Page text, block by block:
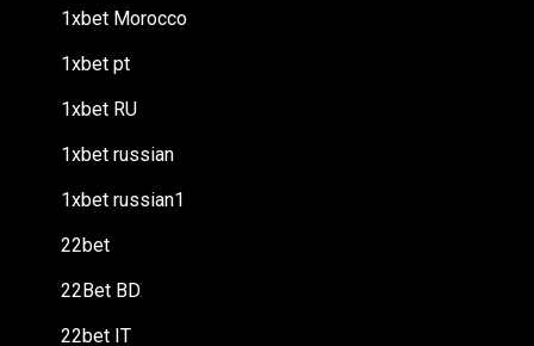
1xbet Morocco
1xbet pt
1xbet RU
1xbet russian
1xbet russian1
22bet
22Bet BD
22bet IT